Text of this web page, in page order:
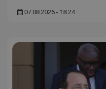
07.08.2026 - 18:24